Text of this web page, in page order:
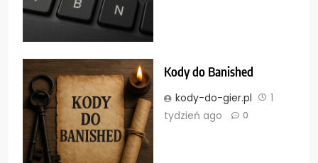
Kody do Banished
kody-do-gier.pl
1
tydzień ago
0